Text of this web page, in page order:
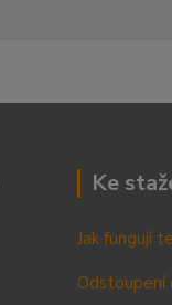
Ke
Jak fungují
Odstoupení